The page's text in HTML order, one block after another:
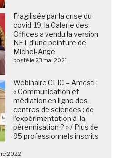
Fragilisée par la crise du
covid-19, la Galerie des
Offices a vendu la version
NFT d’une peinture de
Michel-Ange
posté le 23 mai 2021
Webinaire CLIC – Amcsti :
« Communication et
médiation en ligne des
centres de sciences : de
l’expérimentation à la
pérennisation ? » / Plus de
95 professionnels inscrits
2022